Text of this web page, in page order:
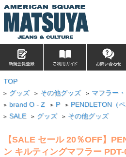
TOP
> グッズ > その他グッズ > マフラー
> brand O - Z > P > PENDLETON（ペ
> SALE > グッズ > その他グッズ
【SALE セール 20％OFF】
ン キルティングマフラー